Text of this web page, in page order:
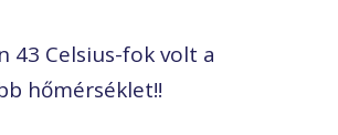
43 Celsius-fok volt a
hőmérséklet!!